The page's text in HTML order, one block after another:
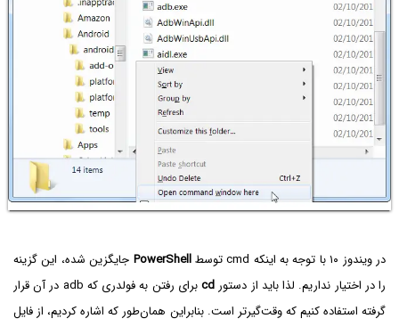
در ویندوز ۱۰ با توجه به اینکه cmd توسط PowerShell جایگزین شده، این گزینه
را در اختیار نداریم. لذا باید از دستورcd
برای رفتن به فولدری که adb در آن قرار
گرفته استفاده کنیم که وقت‌گیرتر است. بنابراین همان‌طور که اشاره کردیم، از فایل